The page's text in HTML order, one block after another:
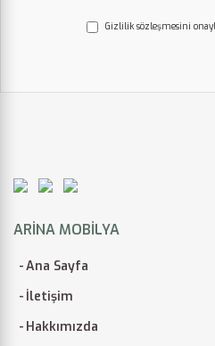
Gizlilik sözleşmesini
ARINA MOBILYA
Ana Sayfa
İletişim
Hakkımızda